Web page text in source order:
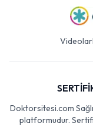
Videolar
Doktorsitesi.com
platformudur.